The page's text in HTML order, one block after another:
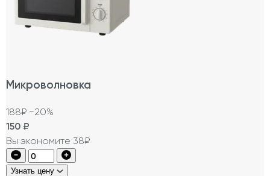
Микроволновка
188₽ −20%
150 ₽
Вы экономите 38₽
Узнать цену